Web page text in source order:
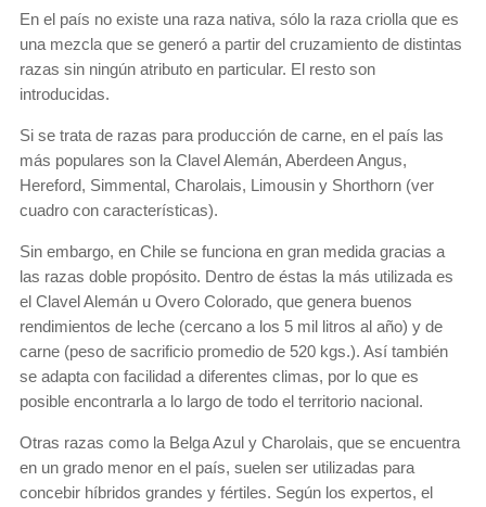
En el país no existe una raza nativa, sólo la raza criolla que es
una mezcla que se generó a partir del cruzamiento de distintas
razas sin ningún atributo en particular. El resto son
introducidas.
Si se trata de razas para producción de carne, en el país las
más populares son la Clavel Alemán, Aberdeen Angus,
Hereford, Simmental, Charolais, Limousin y Shorthorn (ver
cuadro con características).
Sin embargo, en Chile se funciona en gran medida gracias a
las razas doble propósito. Dentro de éstas la más utilizada es
el Clavel Alemán u Overo Colorado, que genera buenos
rendimientos de leche (cercano a los 5 mil litros al año) y de
carne (peso de sacrificio promedio de 520 kgs.). Así también
se adapta con facilidad a diferentes climas, por lo que es
posible encontrarla a lo largo de todo el territorio nacional.
Otras razas como la Belga Azul y Charolais, que se encuentra
en un grado menor en el país, suelen ser utilizadas para
concebir híbridos grandes y fértiles. Según los expertos, el